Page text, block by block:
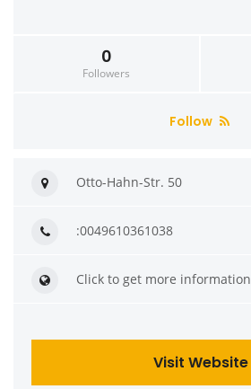
0
Followers
Follow
Otto-Hahn-Str. 50
:0049610361038
Click to get more information
Visit Website